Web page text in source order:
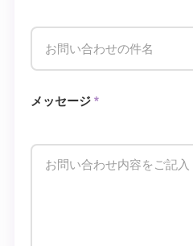
メッセージ *